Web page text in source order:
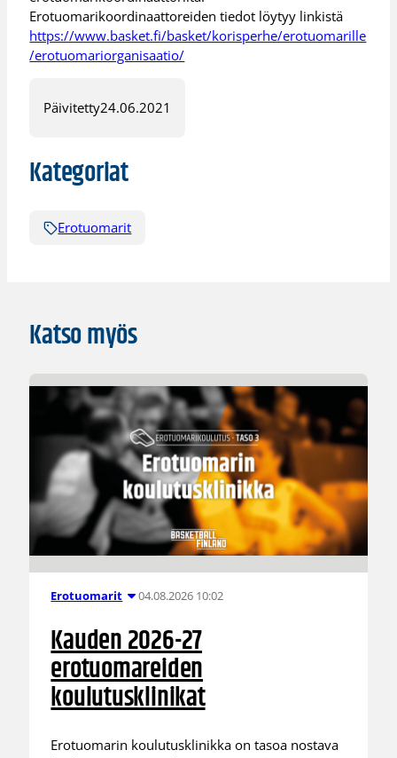
Erotuomarikoordinaattoreiden tiedot löytyy linkistä
https://www.basket.fi/basket/korisperhe/erotuomarille
/erotuomariorganisaatio/
Päivitetty24.06.2021
Kategoriat
Erotuomarit
Katso myös
Erotuomarit 04.08.2026 10:02
Kauden 2026-27
erotuomareiden
koulutusklinikat
Erotuomarin koulutusklinikka on tasoa nostava